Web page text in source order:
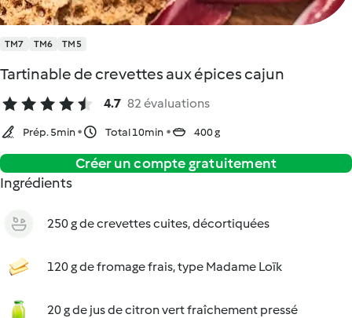
TM7 TM6 TM5
Tartinable de crevettes aux épices cajun
4.7 82 évaluations
Prép. 5min Total 10min 400 g
Créer un compte gratuitement
Ingrédients
250 g de crevettes cuites, décortiquées
120 g de fromage frais, type Madame Loïk
20 g de jus de citron vert fraîchement pressé